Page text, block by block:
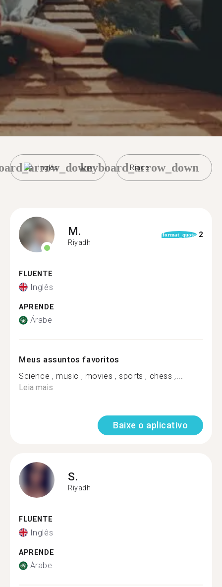
Inglês Riade
keyboard_arrow_down
M.
Riyadh
format_quote 2
FLUENTE
Inglês
APRENDE
Árabe
Meus assuntos favoritos
Science , music , movies , sports , chess ,...
Leia mais
Baixe o aplicativo
S.
Riyadh
FLUENTE
Inglês
APRENDE
Árabe